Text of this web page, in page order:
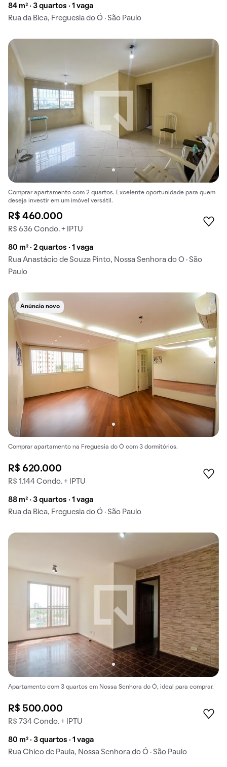
84 m² · 3 quartos · 1 vaga
Rua da Bica, Freguesia do Ó · São Paulo
Comprar apartamento com 2 quartos. Excelente oportunidade para quem
deseja investir em um imóvel versátil.
R$ 460.000
R$ 636 Condo. + IPTU
80 m² · 2 quartos · 1 vaga
Rua Anastácio de Souza Pinto, Nossa Senhora do O · São
Paulo
Anúncio novo
Comprar apartamento na Freguesia do Ó com 3 dormitórios.
R$ 620.000
R$ 1.144 Condo. + IPTU
88 m² · 3 quartos · 1 vaga
Rua da Bica, Freguesia do Ó · São Paulo
Apartamento com 3 quartos em Nossa Senhora do Ó, ideal para comprar.
R$ 500.000
R$ 734 Condo. + IPTU
80 m² · 3 quartos · 1 vaga
Rua Chico de Paula, Nossa Senhora do Ó · São Paulo